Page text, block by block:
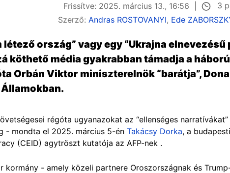
Frissítve: 2025. március 13., 16:56
3
Szerző: Andras ROSTOVANYI, Ede
létező ország” vagy egy “Ukrajna
köthető média gyakrabban támadja a
Orbán Viktor miniszterelnök “barátja”,
régóta ugyanazokat az “ellenséges
- mondta el 2025. március 5-én Takácsy Dorka, a
(CEID) agytröszt kutatója az AFP-nek .
kormány - amely közeli partnere Oroszországnak és